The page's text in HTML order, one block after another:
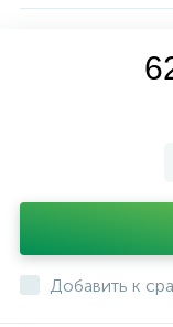
Добавить к